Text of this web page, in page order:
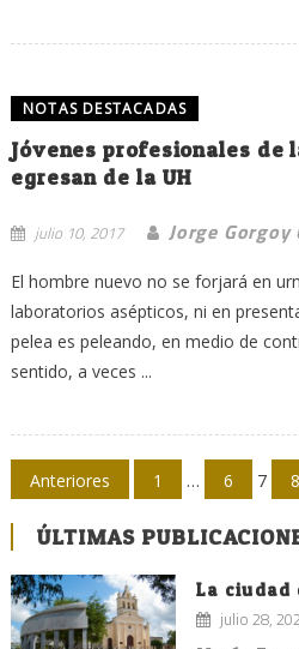
NOTAS DESTACADAS
Jóvenes profesionales de
egresan de la UH
julio 10, 2017 Jorge Gorgoy
El hombre nuevo no se forjará en
laboratorios asépticos, ni en
pelea es peleando, en medio de
sentido, a veces ...
Navegación
de
entradas
Anteriores 1 … 6 7 8
ÚLTIMAS
La ciudad
julio 28,